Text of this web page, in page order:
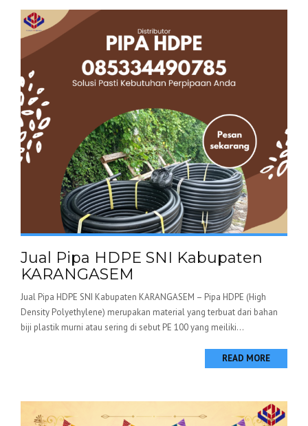
Jual Pipa HDPE SNI Kabupaten
KARANGASEM
Jual Pipa HDPE SNI Kabupaten KARANGASEM – Pipa HDPE (High
Density Polyethylene) merupakan material yang terbuat dari bahan
biji plastik murni atau sering di sebut PE 100 yang meiliki...
READ MORE